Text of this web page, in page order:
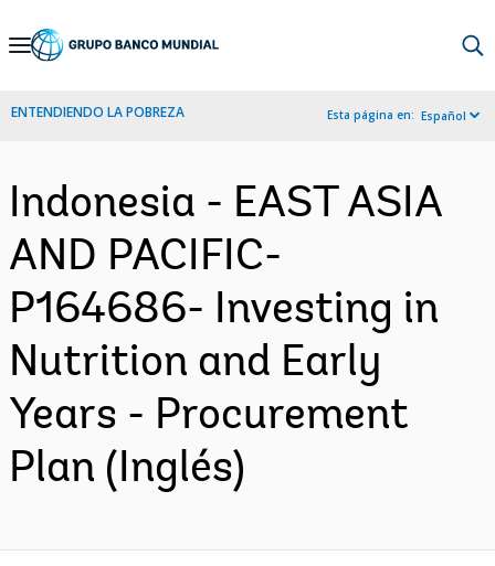
Skip
Navigation
ENTENDIENDO LA POBREZA Esta página en: Español
Indonesia - EAST ASIA
AND PACIFIC-
P164686- Investing in
Nutrition and Early
Years - Procurement
Plan (Inglés)